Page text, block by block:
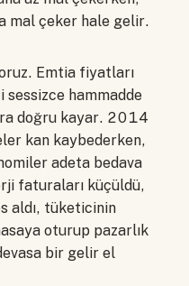
mal çeker hale gelir.
Emtia fiyatları
sessizce hammadde
doğru kayar. 2014
kan kaybederken,
adeta bedava
faturaları küçüldü,
aldı, tüketicinin
oturup pazarlık
bir gelir el